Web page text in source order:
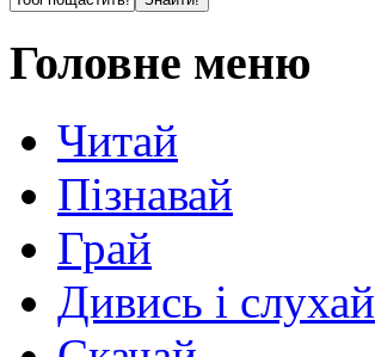
Головне меню
Читай
Пізнавай
Грай
Дивись і слухай